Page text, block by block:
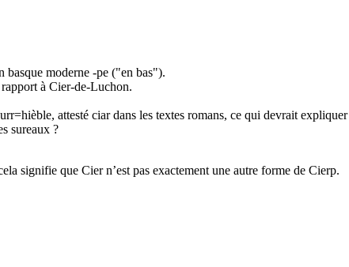
basque moderne -pe ("en bas").
à Cier-de-Luchon.
attesté ciar dans les textes romans, ce qui devrait
sureaux ?
signifie que Cier n’est pas exactement une autre forme de Cierp.